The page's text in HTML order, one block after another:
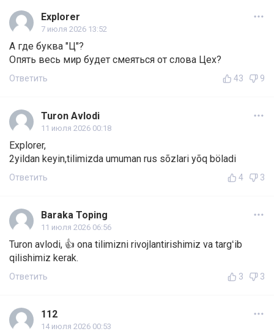
Explorer
7 июля 2026 13:52
А где буква "Ц"?
Опять весь мир будет смеяться от слова Цех?
Ответить 43 9
Turon Avlodi
11 июля 2026 00:18
Explorer,
2yildan keyin,tilimizda umuman rus sõzlari yõq böladi
Ответить 4 3
Baraka Toping
11 июля 2026 06:56
Turon avlodi, 👍 ona tilimizni rivojlantirishimiz va targʻib
qilishimiz kerak.
Ответить 3 3
112
14 июля 2026 00:53